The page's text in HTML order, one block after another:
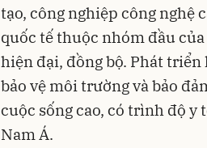
tạo, công nghiệp công nghệ
quốc tế thuộc nhóm đầu
hiện đại, đồng bộ. Phát
bảo vệ môi trường và bảo
cuộc sống cao, có trình độ
Nam Á.